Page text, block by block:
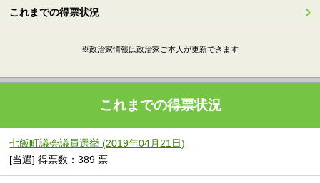
これまでの得票状況
※政治家情報は政治家ご本人が更新できます
これまでの得票状況
七飯町議会議員選挙 (2019年04月21日)
[当選] 得票数：389 票